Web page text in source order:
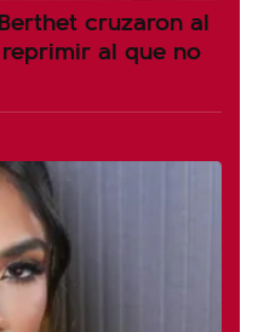
cruzaron al
al que no